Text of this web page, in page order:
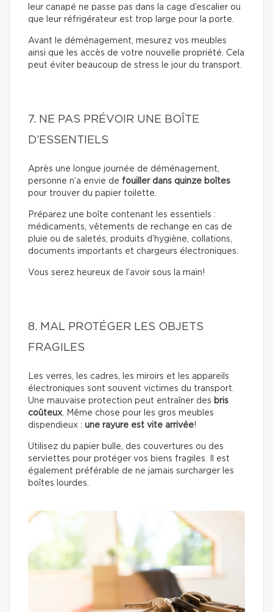
leur canapé ne passe pas dans la cage d’escalier ou
que leur réfrigérateur est trop large pour la porte.
Avant le déménagement, mesurez vos meubles
ainsi que les accès de votre nouvelle propriété. Cela
peut éviter beaucoup de stress le jour du transport.
7. NE PAS PRÉVOIR UNE BOÎTE
D’ESSENTIELS
Après une longue journée de déménagement,
personne n’a envie de fouiller dans quinze boîtes
pour trouver du papier toilette.
Préparez une boîte contenant les essentiels :
médicaments, vêtements de rechange en cas de
pluie ou de saletés, produits d’hygiène, collations,
documents importants et chargeurs électroniques.
Vous serez heureux de l’avoir sous la main!
8. MAL PROTÉGER LES OBJETS
FRAGILES
Les verres, les cadres, les miroirs et les appareils
électroniques sont souvent victimes du transport.
Une mauvaise protection peut entraîner des bris
coûteux. Même chose pour les gros meubles
dispendieux : une rayure est vite arrivée!
Utilisez du papier bulle, des couvertures ou des
serviettes pour protéger vos biens fragiles. Il est
également préférable de ne jamais surcharger les
boîtes lourdes.